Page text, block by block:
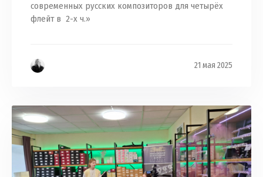
современных русских композиторов для четырёх
флейт в 2-х ч.»
21 мая 2025